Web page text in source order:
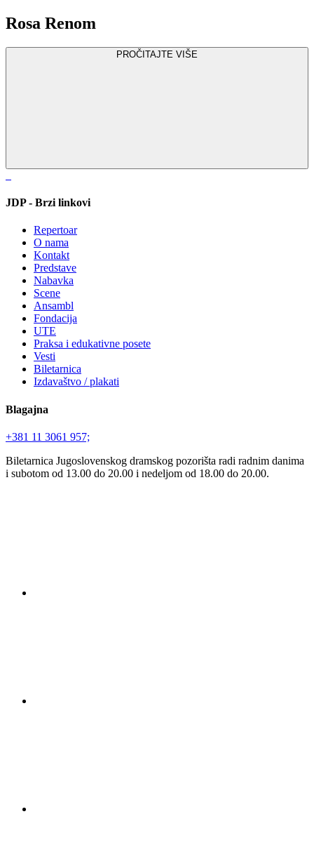
Rosa Renom
PROČITAJTE VIŠE
JDP - Brzi linkovi
Repertoar
O nama
Kontakt
Predstave
Nabavka
Scene
Ansambl
Fondacija
UTE
Praksa i edukativne posete
Vesti
Biletarnica
Izdavaštvo / plakati
Blagajna
+381 11 3061 957;
Biletarnica Jugoslovenskog dramskog pozorišta radi radnim danima
i subotom od 13.00 do 20.00 i nedeljom od 18.00 do 20.00.